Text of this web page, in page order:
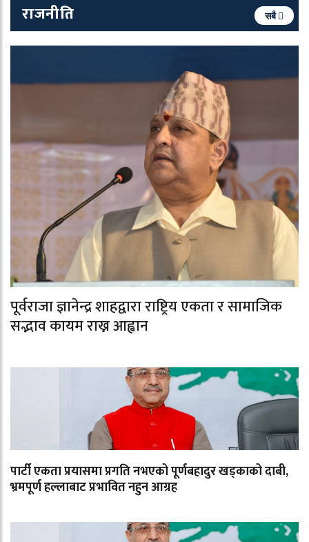
राजनीति सबै
पूर्वराजा ज्ञानेन्द्र शाहद्वारा राष्ट्रिय एकता र सामाजिक
सद्भाव कायम राख्न आह्वान
पार्टी एकता प्रयासमा प्रगति नभएको पूर्णबहादुर खड्काको दाबी,
भ्रमपूर्ण हल्लाबाट प्रभावित नहुन आग्रह